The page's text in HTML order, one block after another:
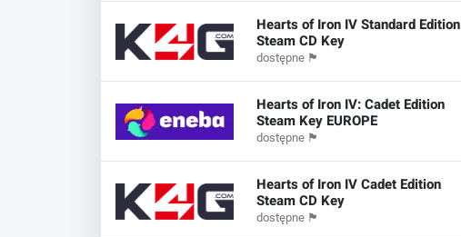
Hearts of Iron IV Standard Edition
Steam CD Key
dostępne 🏴
Hearts of Iron IV: Cadet Edition
Steam Key EUROPE
dostępne 🏴
Hearts of Iron IV Cadet Edition
Steam CD Key
dostępne 🏴